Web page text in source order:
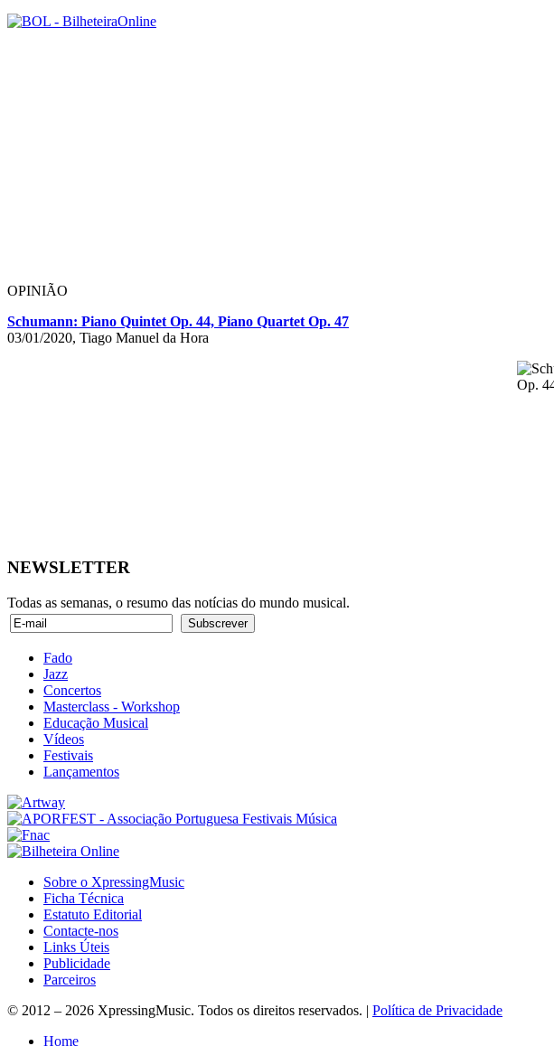
OPINIÃO
Schumann: Piano Quintet Op. 44, Piano Quartet Op. 47
03/01/2020, Tiago Manuel da Hora
NEWSLETTER
Todas as semanas, o resumo das notícias do mundo musical.
Fado
Jazz
Concertos
Masterclass - Workshop
Educação Musical
Vídeos
Festivais
Lançamentos
Sobre o XpressingMusic
Ficha Técnica
Estatuto Editorial
Contacte-nos
Links Úteis
Publicidade
Parceiros
© 2012 – 2026 XpressingMusic. Todos os direitos reservados. | Política de Privacidade
Home